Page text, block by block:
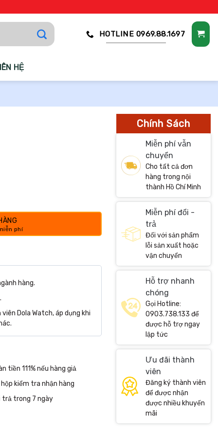
HOTLINE 0969.88.1697
HỆ
hàng.
Dola Watch, áp dụng khi
tiền 111% nếu hàng giả
hộp kiểm tra nhận hàng
trả trong 7 ngày
Chính Sách
Miễn phí vẫn
chuyển
Cho tất cả đơn
hàng trong nội
thành Hồ Chí Minh
Miễn phí đổi -
trả
Đối với sản phẩm
lỗi sản xuất hoặc
vận chuyển
Hỗ trợ nhanh
chóng
Gọi Hotline:
0903.738.133 để
được hỗ trợ ngay
lập tức
Ưu đãi thành
viên
Đăng ký thành viên
để được nhận
được nhiều khuyến
mãi